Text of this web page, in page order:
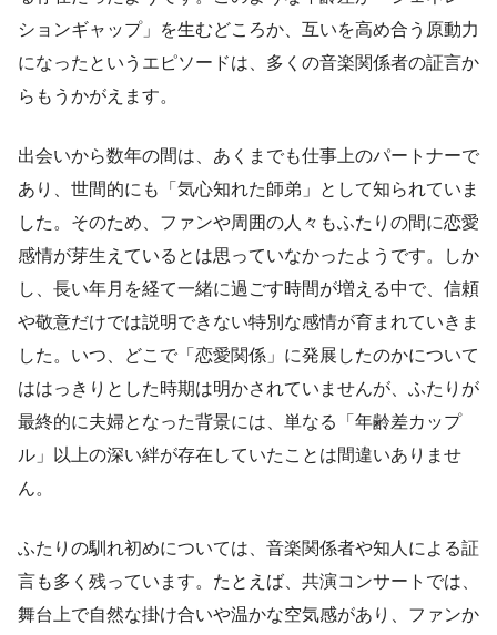
ションギャップ」を生むどころか、互いを高め合う原動力
になったというエピソードは、多くの音楽関係者の証言か
らもうかがえます。
出会いから数年の間は、あくまでも仕事上のパートナーで
あり、世間的にも「気心知れた師弟」として知られていま
した。そのため、ファンや周囲の人々もふたりの間に恋愛
感情が芽生えているとは思っていなかったようです。しか
し、長い年月を経て一緒に過ごす時間が増える中で、信頼
や敬意だけでは説明できない特別な感情が育まれていきま
した。いつ、どこで「恋愛関係」に発展したのかについて
ははっきりとした時期は明かされていませんが、ふたりが
最終的に夫婦となった背景には、単なる「年齢差カップ
ル」以上の深い絆が存在していたことは間違いありませ
ん。
ふたりの馴れ初めについては、音楽関係者や知人による証
言も多く残っています。たとえば、共演コンサートでは、
舞台上で自然な掛け合いや温かな空気感があり、ファンか